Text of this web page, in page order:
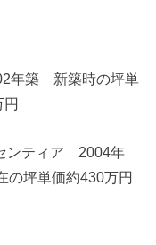
年築 新築時の坪単
ンティア 2004年
坪単価約430万円